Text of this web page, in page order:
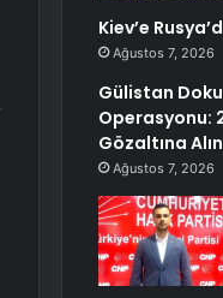
Kiev’e
Ağustos 7, 2026
Gülistan
Operasyonu:
Gözaltına
Ağustos 7, 2026